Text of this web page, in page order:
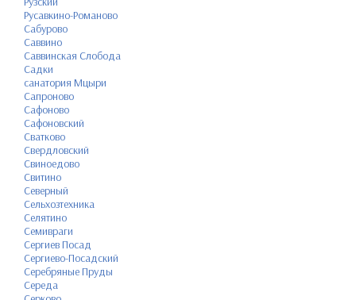
Русавкино-Романово
Сабурово
Саввино
Саввинская Слобода
Садки
санатория Мцыри
Сапроново
Сафоново
Сафоновский
Сватково
Свердловский
Свиноедово
Свитино
Северный
Сельхозтехника
Селятино
Семивраги
Сергиев Посад
Сергиево-Посадский
Серебряные Пруды
Середа